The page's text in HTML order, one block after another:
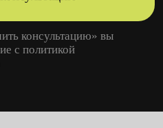
консультацию» вы
с политикой